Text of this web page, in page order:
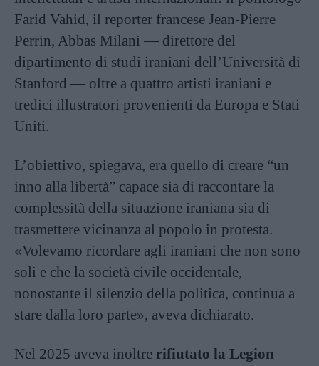
Farid Vahid, il reporter francese Jean-Pierre
Perrin, Abbas Milani — direttore del
dipartimento di studi iraniani dell’Università di
Stanford — oltre a quattro artisti iraniani e
tredici illustratori provenienti da Europa e Stati
Uniti.
L’obiettivo, spiegava, era quello di creare “un
inno alla libertà” capace sia di raccontare la
complessità della situazione iraniana sia di
trasmettere vicinanza al popolo in protesta.
«Volevamo ricordare agli iraniani che non sono
soli e che la società civile occidentale,
nonostante il silenzio della politica, continua a
stare dalla loro parte», aveva dichiarato.
Nel 2025 aveva inoltre rifiutato la Legion